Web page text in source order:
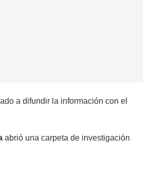
a difundir la información con el
abrió una carpeta de investigación